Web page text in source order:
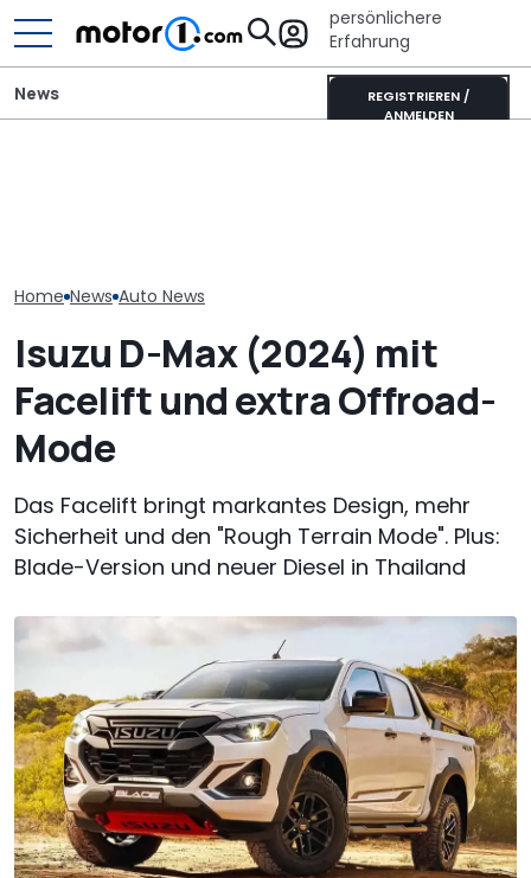
persönlichere
Erfahrung
REGISTRIEREN /
ANMELDEN
News
Home News Auto News
Isuzu D-Max (2024) mit
Facelift und extra Offroad-
Mode
Das Facelift bringt markantes Design, mehr
Sicherheit und den "Rough Terrain Mode". Plus:
Blade-Version und neuer Diesel in Thailand